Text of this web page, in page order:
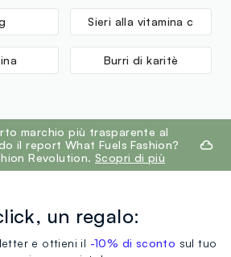
Sieri alla vitamina c
Burri di karitè
marchio più trasparente al
il report What Fuels Fashion?
Revolution. Scopri di più
un regalo:
e ottieni il -10% di sconto sul tuo